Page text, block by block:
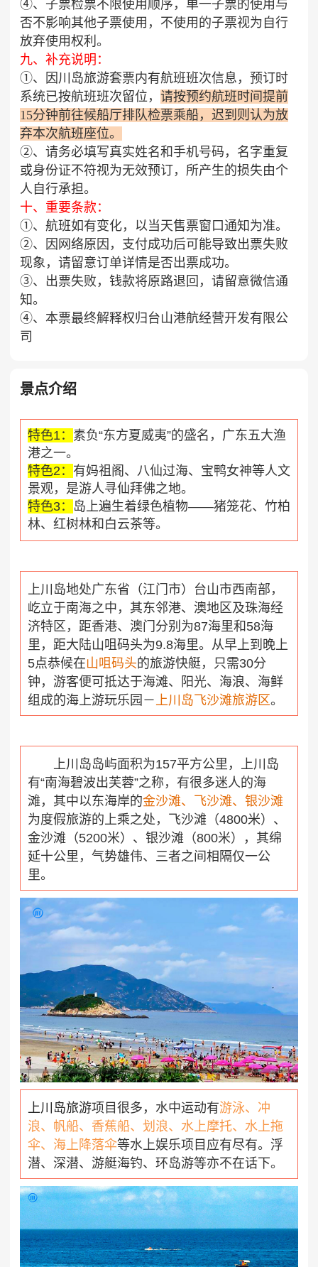
④、子票检票不限使用顺序，单一子票的使用与
否不影响其他子票使用，不使用的子票视为自行
放弃使用权利。
九、补充说明：
①、因川岛旅游套票内有航班班次信息，预订时
系统已按航班班次留位， 请按预约航班时间提前
15分钟前往候船厅排队检票乘船，迟到则认为放
弃本次航班座位。
②、请务必填写真实姓名和手机号码，名字重复
或身份证不符视为无效预订，所产生的损失由个
人自行承担。
十、重要条款：
①、航班如有变化，以当天售票窗口通知为准。
②、因网络原因，支付成功后可能导致出票失败
现象，请留意订单详情是否出票成功。
③、出票失败，钱款将原路退回，请留意微信通
知。
④、本票最终解释权归台山港航经营开发有限公
司
景点介绍
特色1： 素负“东方夏威夷”的盛名，广东五大渔
港之一。
特色2： 有妈祖阁、八仙过海、宝鸭女神等人文
景观，是游人寻仙拜佛之地。
特色3： 岛上遍生着绿色植物——猪笼花、竹柏
林、红树林和白云茶等。
上川岛地处广东省（江门市）台山市西南部，
屹立于南海之中，其东邻港、澳地区及珠海经
济特区，距香港、澳门分别为87海里和58海
里，距大陆山咀码头为9.8海里。从早上到晚上
5点恭候在山咀码头的旅游快艇，只需30分
钟，游客便可抵达于海滩、阳光、海浪、海鲜
组成的海上游玩乐园－上川岛飞沙滩旅游区。
上川岛岛屿面积为157平方公里，上川岛
有“南海碧波出芙蓉”之称，有很多迷人的海
滩，其中以东海岸的金沙滩、 飞沙滩、 银沙滩
为度假旅游的上乘之处，飞沙滩（4800米）、
金沙滩（5200米）、银沙滩（800米），其绵
延十公里，气势雄伟、三者之间相隔仅一公
里。
上川岛旅游项目很多，水中运动有游泳、冲
浪、帆船、香蕉船、划浪、水上摩托、水上拖
伞、海上降落伞等水上娱乐项目应有尽有。浮
潜、深潜、游艇海钓、环岛游等亦不在话下。